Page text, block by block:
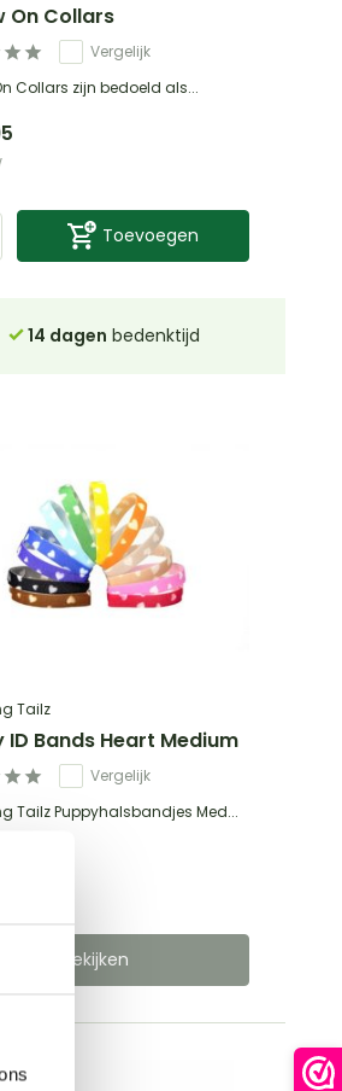
On Collars
Vergelijk
Collars zijn bedoeld als...
Toevoegen
14 dagen bedenktijd
Tailz
ID Bands Heart Medium
Vergelijk
Tailz Puppyhalsbandjes Med...
Bekijken